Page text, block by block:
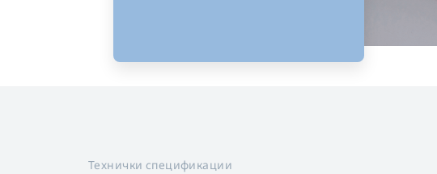
Технички спецификации